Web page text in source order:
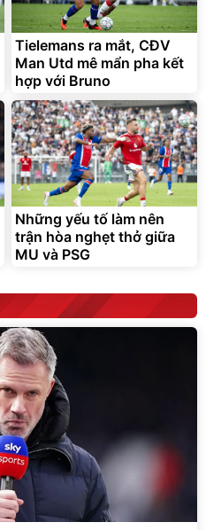
Tielemans ra mắt, CĐV
Man Utd mê mẩn pha kết
hợp với Bruno
Những yếu tố làm nên
trận hòa nghẹt thở giữa
MU và PSG